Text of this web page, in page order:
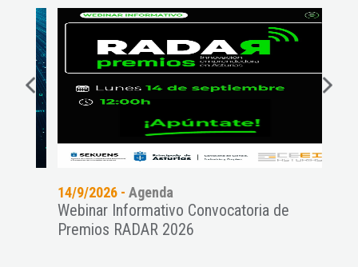
14/9/2026 -Agenda
Webinar Informativo Convocatoria de
Premios RADAR 2026